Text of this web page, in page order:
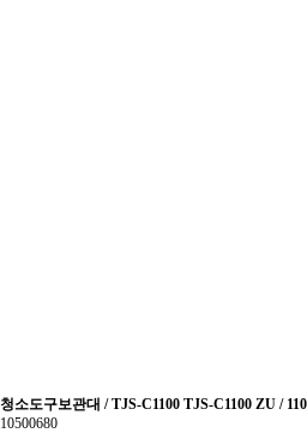
청소도구보관대 / TJS-C1100 TJS-C1100 ZU /
10500680